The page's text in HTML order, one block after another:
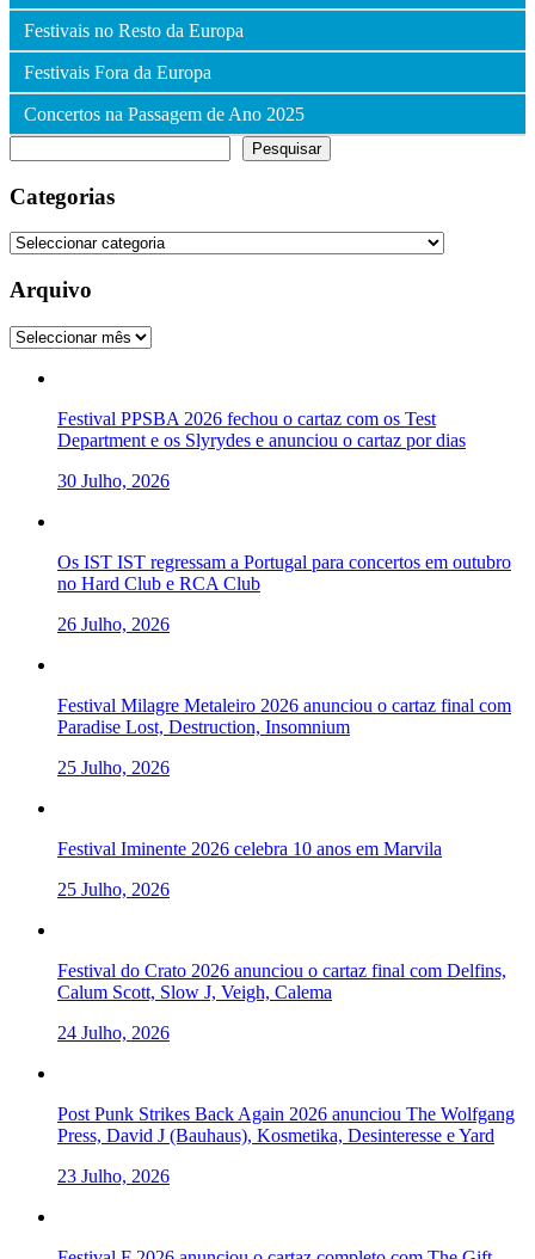
Festivais no Resto da Europa
Festivais Fora da Europa
Concertos na Passagem de Ano 2025
Pesquisar
Categorias
Categorias
Arquivo
Arquivo
Festival PPSBA 2026 fechou o cartaz com os Test
Department e os Slyrydes e anunciou o cartaz por dias
30 Julho, 2026
Os IST IST regressam a Portugal para concertos em outubro
no Hard Club e RCA Club
26 Julho, 2026
Festival Milagre Metaleiro 2026 anunciou o cartaz final com
Paradise Lost, Destruction, Insomnium
25 Julho, 2026
Festival Iminente 2026 celebra 10 anos em Marvila
25 Julho, 2026
Festival do Crato 2026 anunciou o cartaz final com Delfins,
Calum Scott, Slow J, Veigh, Calema
24 Julho, 2026
Post Punk Strikes Back Again 2026 anunciou The Wolfgang
Press, David J (Bauhaus), Kosmetika, Desinteresse e Yard
23 Julho, 2026